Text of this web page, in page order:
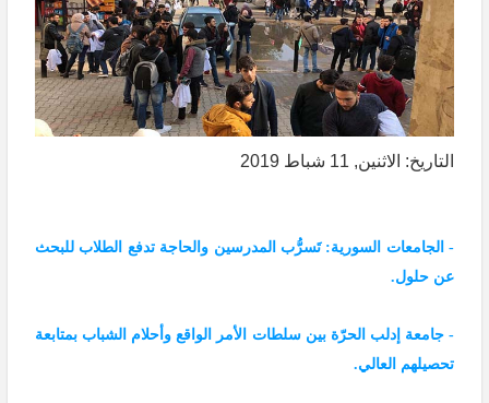
التاريخ: الاثنين, 11 شباط 2019
- الجامعات السورية: تَسرُّب المدرسين والحاجة تدفع الطلاب للبحث
عن حلول.
- جامعة إدلب الحرّة بين سلطات الأمر الواقع وأحلام الشباب بمتابعة
تحصيلهم العالي.